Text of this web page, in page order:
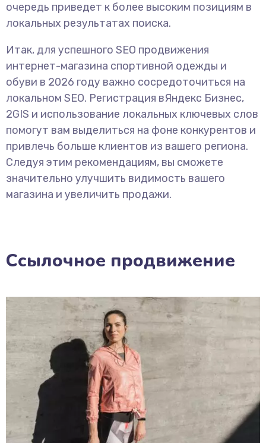
очередь приведет к более высоким позициям в
локальных результатах поиска.
Итак, для успешного SEO продвижения
интернет-магазина спортивной одежды и
обуви в 2026 году важно сосредоточиться на
локальном SEO. Регистрация вЯндекс Бизнес,
2GIS и использование локальных ключевых слов
помогут вам выделиться на фоне конкурентов и
привлечь больше клиентов из вашего региона.
Следуя этим рекомендациям, вы сможете
значительно улучшить видимость вашего
магазина и увеличить продажи.
Ссылочное продвижение